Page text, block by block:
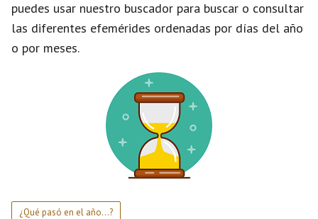
puedes usar nuestro buscador para buscar o consultar
las diferentes efemérides ordenadas por días del año
o por meses.
¿Qué pasó en el año...?